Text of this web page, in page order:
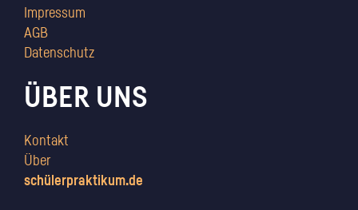
Impressum
AGB
Datenschutz
ÜBER UNS
Kontakt
Über
schülerpraktikum.de